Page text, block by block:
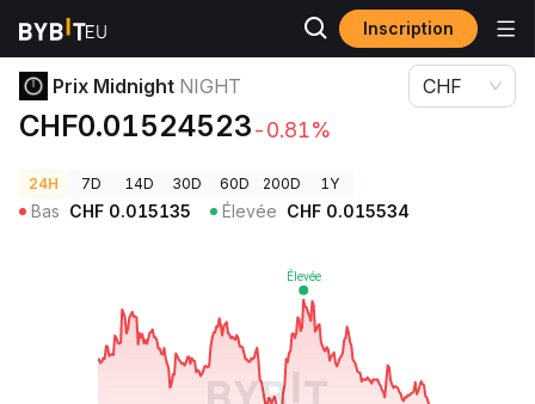
Inscription
Prix des cryptos
Prix Midnight NIGHT
CHF0.01524523-0.81%
CHF
24H 7D 14D 30D 60D 200D 1Y
Bas CHF 0.015135 Élevée CHF 0.015534